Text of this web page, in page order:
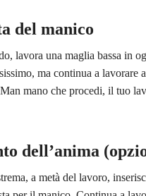
del manico
lavora una maglia bassa in
ma continua a lavorare
mano che procedi, il tuo
dell’anima
a metà del lavoro,